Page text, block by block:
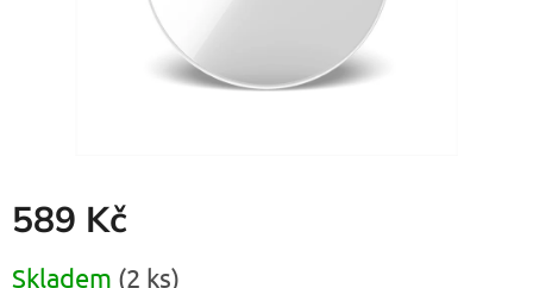
589 Kč
cena:
Skladem (2 ks)